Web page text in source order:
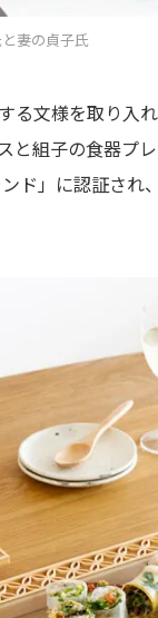
妻の貞子氏
る文様を取り入
と組子の食器プ
ド」に認証され